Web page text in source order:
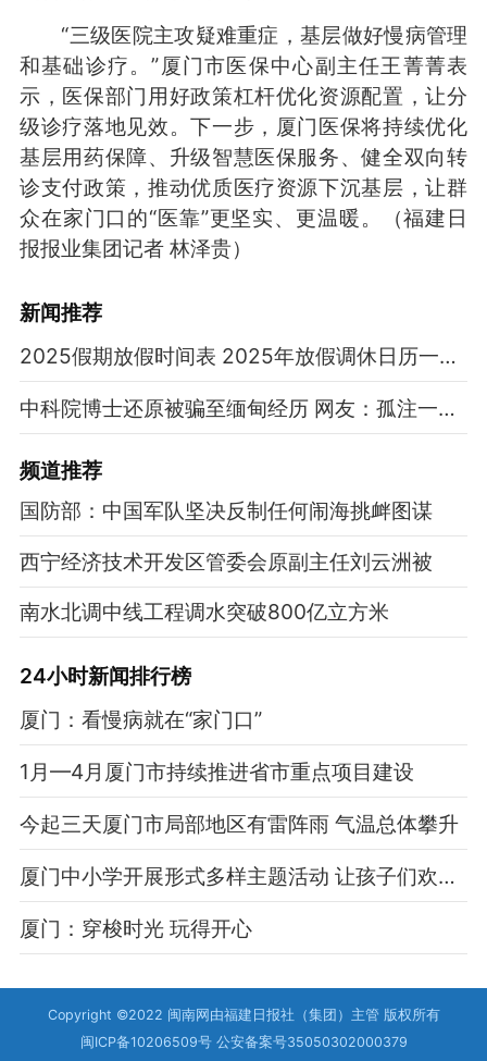
“三级医院主攻疑难重症，基层做好慢病管理
和基础诊疗。”厦门市医保中心副主任王菁菁表
示，医保部门用好政策杠杆优化资源配置，让分
级诊疗落地见效。下一步，厦门医保将持续优化
基层用药保障、升级智慧医保服务、健全双向转
诊支付政策，推动优质医疗资源下沉基层，让群
众在家门口的“医靠”更坚实、更温暖。
（福建日
报报业集团记者 林泽贵）
新闻推荐
2025假期放假时间表 2025年放假调休日历一览表
中科院博士还原被骗至缅甸经历 网友：孤注一掷现实版
频道推荐
国防部：中国军队坚决反制任何闹海挑衅图谋
西宁经济技术开发区管委会原副主任刘云洲被
南水北调中线工程调水突破800亿立方米
24小时新闻排行榜
厦门：看慢病就在“家门口”
1月—4月厦门市持续推进省市重点项目建设
今起三天厦门市局部地区有雷阵雨 气温总体攀升
厦门中小学开展形式多样主题活动 让孩子们欢乐过六一
厦门：穿梭时光 玩得开心
Copyright ©2022 闽南网由福建日报社（集团）主管 版权所有
闽ICP备10206509号 公安备案号35050302000379